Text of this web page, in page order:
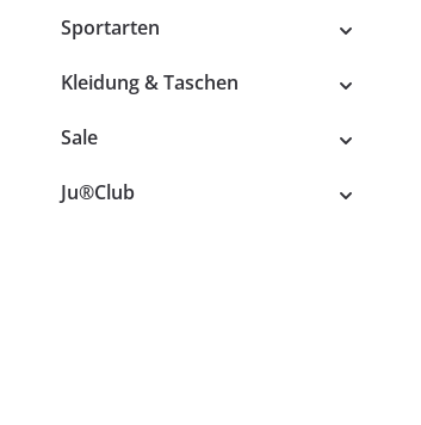
Sportarten
Kleidung & Taschen
Sale
Ju®Club